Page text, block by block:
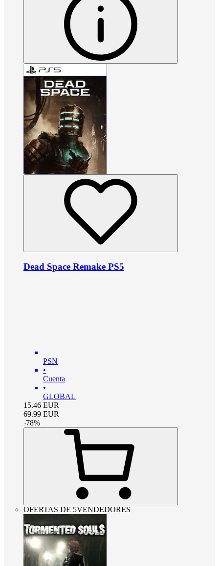
Dead Space Remake PS5
PSN
•
Cuenta
•
GLOBAL
15.46 EUR
69.99 EUR
-78%
OFERTAS DE 5VENDEDORES